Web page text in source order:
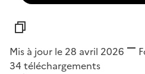
Mis à jour le 28 avril 2026
34 téléchargements